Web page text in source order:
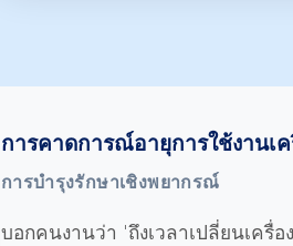
การคาดการณ์อายุการใช้งานเ
การบำรุงรักษาเชิงพยากรณ์
บอกคนงานว่า 'ถึงเวลาเปลี่ยนเครื่